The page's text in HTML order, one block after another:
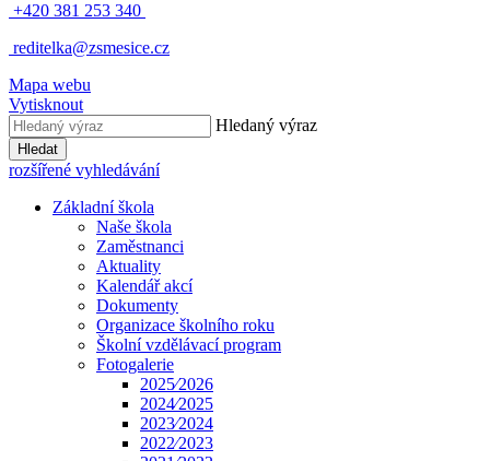
+420 381 253 340
reditelka@zsmesice.cz
Mapa webu
Vytisknout
Hledaný výraz
Hledat
rozšířené vyhledávání
Základní škola
Naše škola
Zaměstnanci
Aktuality
Kalendář akcí
Dokumenty
Organizace školního roku
Školní vzdělávací program
Fotogalerie
2025⁄2026
2024⁄2025
2023⁄2024
2022⁄2023